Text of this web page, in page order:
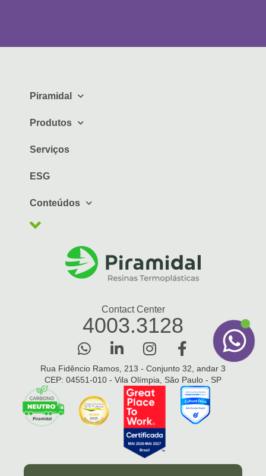
Piramidal
Produtos
Serviços
ESG
Conteúdos
Contact Center
4003.3128
Rua Fidêncio Ramos, 213 - Conjunto 32, andar 3
CEP: 04551-010 - Vila Olímpia, São Paulo - SP